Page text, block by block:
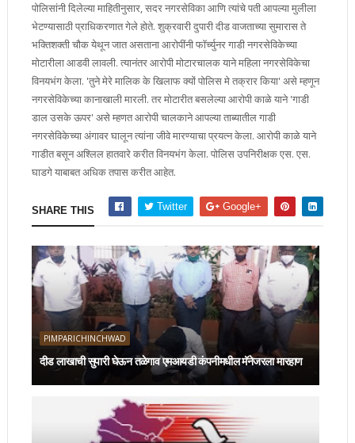
पोलिसांनी दिलेल्या माहितीनुसार, सदर नगरसेविका आणि त्यांचे पती आपल्या मुलीला
भेटण्यासाठी प्राधिकरणात गेले होते. शुक्रवारी दुपारी दीड वाजताच्या सुमारास ते
भक्तिशक्ती चौक येथून जात असताना आरोपींनी फॉर्च्युनर गाडी नगरसेविकेच्या
मोटारीला आडवी लावली. त्यानंतर आरोपी मोटारचालक याने महिला नगरसेविकेचा
विनयभंग केला. 'तुने मेरे मालिक के खिलाफ क्यों पोलिस मे तक्रार किया' असे म्हणून
नगरसेविकेच्या कानाखाली मारली. तर मोटारीत बसलेल्या आरोपी काळे याने 'गाडी
डाल उसके ऊपर' असे म्हणत आरोपी चालकाने आपल्या ताब्यातील गाडी
नगरसेविकेच्या अंगावर घालून त्यांना जीवे मारण्याचा प्रयत्न केला. आरोपी काळे याने
गाडीत बसून अश्लिल हातवारे करीत विनयभंग केला. पोलिस उपनिरीक्षक एस. एस.
घाडगे याबाबत अधिक तपास करीत आहेत.
SHARE THIS Twitter Google+
PIMPARICHINCHWAD
दीड लाखाची सुपारी घेऊन तळेगाव एमआयडी कंपनीमधील मॅनेजरला मारहाण